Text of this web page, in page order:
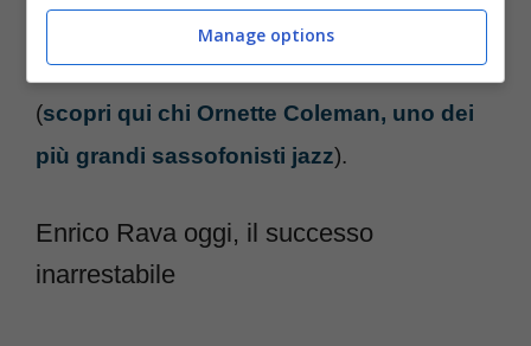
Rava lavora con altri artisti come Massimo
Urbani, Stefano Bollani e John Abercrombie
(scopri qui chi Ornette Coleman, uno dei
più grandi sassofonisti jazz).
Enrico Rava oggi, il successo
inarrestabile
Manage options